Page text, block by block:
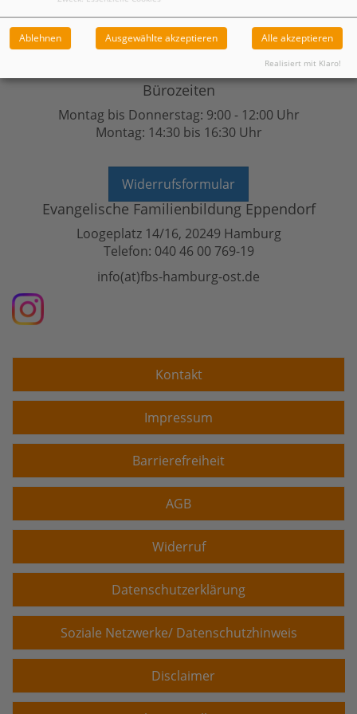
Bürozeiten
Montag bis Donnerstag: 9:00 - 12:00 Uhr
Montag: 14:30 bis 16:30 Uhr
Widerrufsformular
Evangelische Familienbildung Eppendorf
Loogeplatz 14/16, 20249 Hamburg
Telefon: 040 46 00 769-19
info(at)fbs-hamburg-ost.de
Kontakt
Impressum
Barrierefreiheit
AGB
Widerruf
Datenschutzerklärung
Soziale Netzwerke/ Datenschutzhinweis
Disclaimer
Ablehnen Ausgewählte akzeptieren Alle akzeptieren
Realisiert mit Klaro!